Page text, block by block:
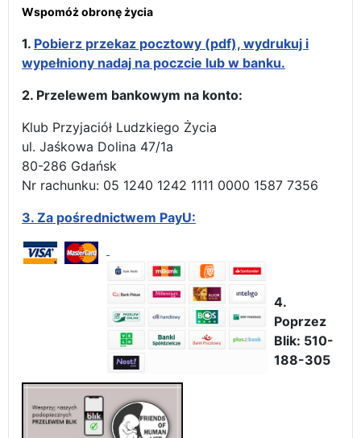
Wspomóż obronę życia
1. Pobierz przekaz pocztowy (pdf), wydrukuj i
wypełniony nadaj na poczcie lub w banku.
2. Przelewem bankowym na konto:
Klub Przyjaciół Ludzkiego Życia
ul. Jaśkowa Dolina 47/1a
80-286 Gdańsk
Nr rachunku: 05 1240 1242 1111 0000 1587 7356
3. Za pośrednictwem PayU:
4.
Poprzez
Blik: 510-
188-305